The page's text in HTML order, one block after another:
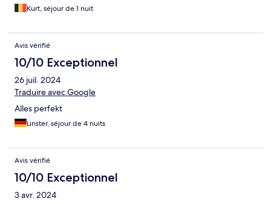
Kurt, séjour de 1 nuit
Avis vérifié
10/10 Exceptionnel
26 juil. 2024
Traduire avec Google
Alles perfekt
Linster, séjour de 4 nuits
Avis vérifié
10/10 Exceptionnel
3 avr. 2024